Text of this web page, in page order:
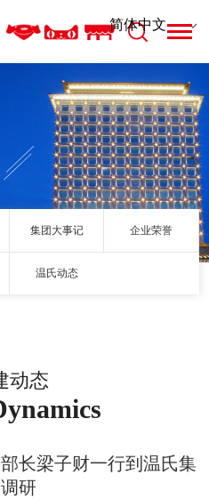
集团大事记 企业荣誉
温氏动态
动态
长梁子财一行到温氏集
研